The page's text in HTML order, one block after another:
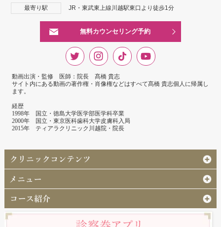
最寄り駅 JR・東武東上線川越駅東口より徒歩1分
無料カウンセリング予約
動画出演・監修 医師：院長 髙橋 貴志
サイト内にある動画の著作権・肖像権などはすべて髙橋 貴志個人に帰属し
ます。
経歴
1998年 国立・徳島大学医学部医学科卒業
2000年 国立・東京医科歯科大学皮膚科入局
2015年 ティアラクリニック川越院・院長